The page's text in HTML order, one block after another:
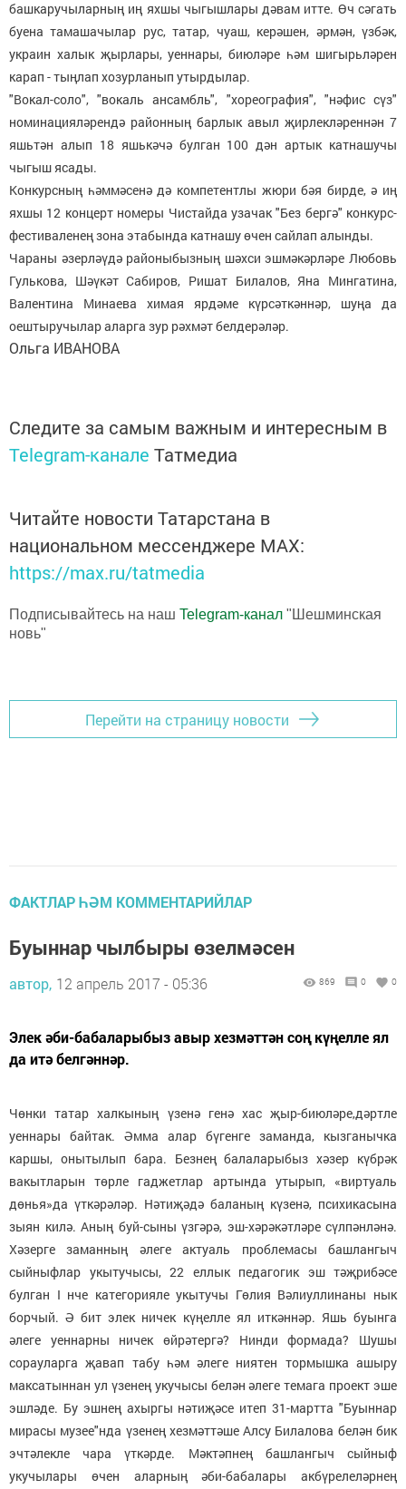
башкаручыларның иң яхшы чыгышлары дәвам итте. Өч сәгать
буена тамашачылар рус, татар, чуаш, керәшен, әрмән, үзбәк,
украин халык җырлары, уеннары, биюләре һәм шигырьләрен
карап - тыңлап хозурланып утырдылар.
"Вокал-соло", "вокаль ансамбль", "хореография", "нәфис сүз"
номинацияләрендә районның барлык авыл җирлекләреннән 7
яшьтән алып 18 яшькәчә булган 100 дән артык катнашучы
чыгыш ясады.
Конкурсның һәммәсенә дә компетентлы жюри бәя бирде, ә иң
яхшы 12 концерт номеры Чистайда узачак "Без бергә" конкурс-
фестиваленең зона этабында катнашу өчен сайлап алынды.
Чараны әзерләүдә районыбызның шәхси эшмәкәрләре Любовь
Гулькова, Шәүкәт Сабиров, Ришат Билалов, Яна Мингатина,
Валентина Минаева химая ярдәме күрсәткәннәр, шуңа да
оештыручылар аларга зур рәхмәт белдерәләр.
Ольга ИВАНОВА
Следите за самым важным и интересным в
Telegram-канале Татмедиа
Читайте новости Татарстана в
национальном мессенджере MАХ:
https://max.ru/tatmedia
Подписывайтесь на наш Telegram-канал "Шешминская
новь"
Перейти на страницу новости
ФАКТЛАР ҺӘМ КОММЕНТАРИЙЛАР
Буыннар чылбыры өзелмәсен
автор, 12 апрель 2017 - 05:36 869 0 0
Элек әби-бабаларыбыз авыр хезмәттән соң күңелле ял
да итә белгәннәр.
Чөнки татар халкының үзенә генә хас җыр-биюләре,дәртле
уеннары байтак. Әмма алар бүгенге заманда, кызганычка
каршы, онытылып бара. Безнең балаларыбыз хәзер күбрәк
вакытларын төрле гаджетлар артында утырып, «виртуаль
дөнья»да үткәрәләр. Нәтиҗәдә баланың күзенә, психикасына
зыян килә. Аның буй-сыны үзгәрә, эш-хәрәкәтләре сүлпәнләнә.
Хәзерге заманның әлеге актуаль проблемасы башлангыч
сыйныфлар укытучысы, 22 еллык педагогик эш тәҗрибәсе
булган I нче категорияле укытучы Гөлия Вәлиуллинаны нык
борчый. Ә бит элек ничек күңелле ял иткәннәр. Яшь буынга
әлеге уеннарны ничек өйрәтергә? Нинди формада? Шушы
сорауларга җавап табу һәм әлеге ниятен тормышка ашыру
максатыннан ул үзенең укучысы белән әлеге темага проект эше
эшләде. Бу эшнең ахыргы нәтиҗәсе итеп 31-мартта "Буыннар
мирасы музее"нда үзенең хезмәттәше Алсу Билалова белән бик
эчтәлекле чара үткәрде. Мәктәпнең башлангыч сыйныф
укучылары өчен аларның әби-бабалары акбүрелеләрнең